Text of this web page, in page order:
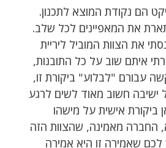
הם נקודת המוצא לתכנון.
את המאפיינים לכל שלב.
את הצוות המוביל ליריית
איתם שוב על כל התובנות,
עבורם "לבלוע" ביקורת זו,
חשוב מאוד לשים לרגע
ביקורת אישית על מישהו
החברה מאמינה, שהצוות הזה
לכם שאמירה זו היא אמירה